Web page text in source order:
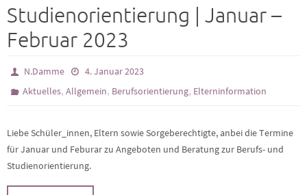
Studienorientierung | Januar –
Februar 2023
N.Damme
4. Januar 2023
Aktuelles,Allgemein, Berufsorientierung, Elterninformation
Liebe Schüler_innen, Eltern sowie Sorgeberechtigte, anbei die Termine
für Januar und Feburar zu Angeboten und Beratung zur Berufs- und
Studienorientierung.